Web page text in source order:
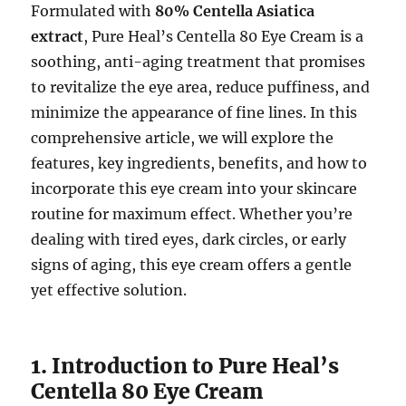
Formulated with 80% Centella Asiatica
extract, Pure Heal’s Centella 80 Eye Cream is a
soothing, anti-aging treatment that promises
to revitalize the eye area, reduce puffiness, and
minimize the appearance of fine lines. In this
comprehensive article, we will explore the
features, key ingredients, benefits, and how to
incorporate this eye cream into your skincare
routine for maximum effect. Whether you’re
dealing with tired eyes, dark circles, or early
signs of aging, this eye cream offers a gentle
yet effective solution.
1. Introduction to Pure Heal’s
Centella 80 Eye Cream